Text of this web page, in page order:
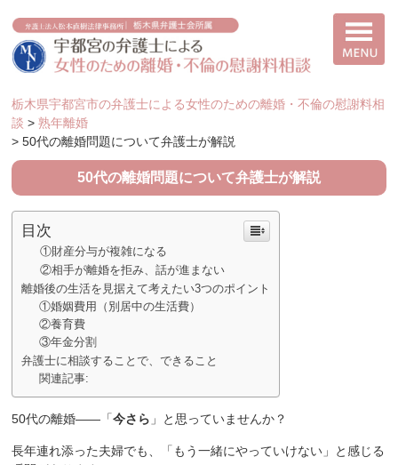
栃木県宇都宮市の弁護士による女性のための離婚・不倫の慰謝料相
談 >熟年離婚
>50代の離婚問題について弁護士が解説
50代の離婚問題について弁護士が解説
目次
①財産分与が複雑になる
②相手が離婚を拒み、話が進まない
離婚後の生活を見据えて考えたい3つのポイント
①婚姻費用（別居中の生活費）
②養育費
③年金分割
弁護士に相談することで、できること
関連記事:
50代の離婚——「今さら 」と思っていませんか？
長年連れ添った夫婦でも、「もう一緒にやっていけない」と感じる